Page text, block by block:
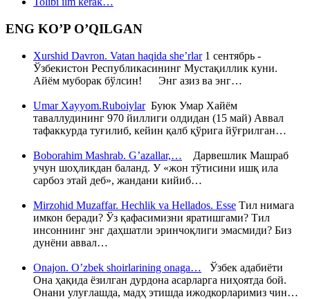
ENG KO’P O’QILGAN
Xurshid Davron. Vatan haqida she’rlar1 сентябрь -
Ўзбекистон Республикасининг Мустақиллик куни.
Айём муборак бўлсин! Энг азиз ва энг…
Umar Xayyom.RuboiylarБуюк Умар Хайём
таваллудининг 970 йиллиги олдидан (15 май) Аввал
тафаккурда туғилиб, кейин қалб қўрига йўғрилган…
Boborahim Mashrab. G’azallar,… Дарвешлик Машраб
учун шоҳликдан баланд. У «жон тўтисини ишқ ила
сарбоз этай деб», жандани кийиб…
Mirzohid Muzaffar. Hechlik va Hellados. Esse Тил нимага
имкон беради? Ўз қафасимизни яратишгами? Тил
инсоннинг энг даҳшатли эринчоқлиги эмасмиди? Биз
дунёни аввал…
Onajon. O’zbek shoirlarining onaga… Ўзбек адабиёти
Она ҳақида ёзилган дурдона асарларга ниҳоятда бой.
Онани улуғлашда, мадҳ этишда ижодкорларимиз чин…